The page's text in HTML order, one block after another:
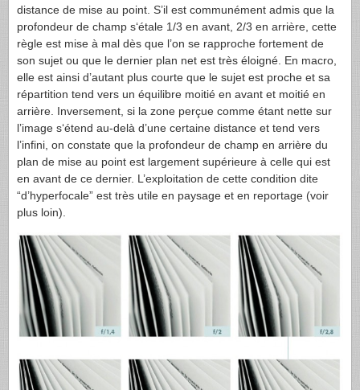
distance de mise au point. S’il est communément admis que la
profondeur de champ s‘étale 1/3 en avant, 2/3 en arrière, cette
règle est mise à mal dès que l’on se rapproche fortement de
son sujet ou que le dernier plan net est très éloigné. En macro,
elle est ainsi d’autant plus courte que le sujet est proche et sa
répartition tend vers un équilibre moitié en avant et moitié en
arrière. Inversement, si la zone perçue comme étant nette sur
l’image s‘étend au-delà d’une certaine distance et tend vers
l’infini, on constate que la profondeur de champ en arrière du
plan de mise au point est largement supérieure à celle qui est
en avant de ce dernier. L’exploitation de cette condition dite
“d’hyperfocale” est très utile en paysage et en reportage (voir
plus loin).